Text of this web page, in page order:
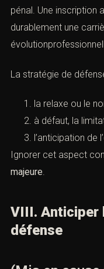
pénal. Une inscription
durablement une
La stratégie de
la relaxe ou le
à défaut, la
l’anticipation de
Ignorer cet aspect
majeure.
VIII. Anticiper
défense